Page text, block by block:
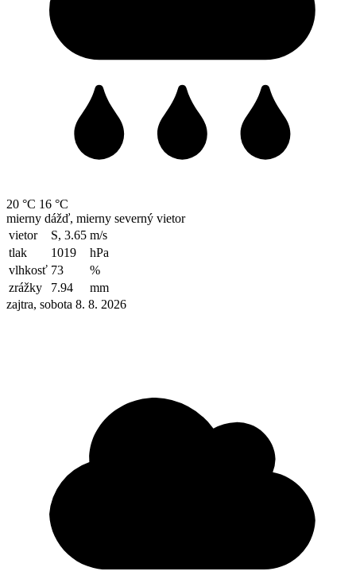
20 °C 16 °C
mierny dážď, mierny severný vietor
vietor
S, 3.65 m/s
tlak
1019
hPa
vlhkosť 73
%
zrážky
7.94
mm
zajtra, sobota 8. 8. 2026